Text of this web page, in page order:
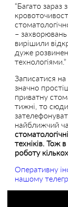
“Багато
–
вирішили
дуже
технологіями.”
Записатися на
значно
приватну
тижні, то
найближчий
техніків. Тож
роботу
Оперативну
нашому